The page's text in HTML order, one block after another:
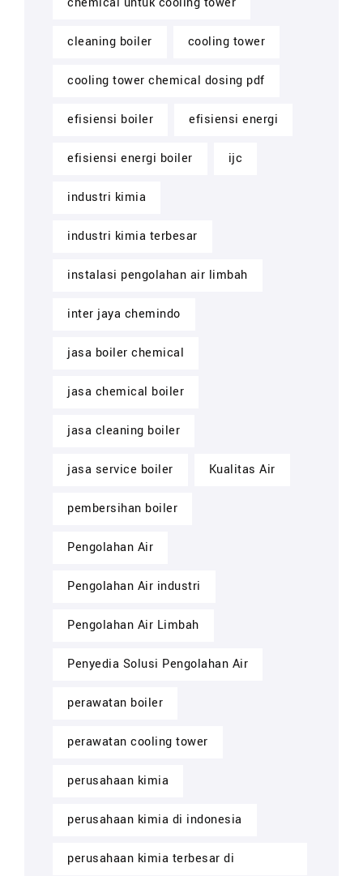
cleaning boiler cooling tower
cooling tower chemical dosing pdf
efisiensi boiler efisiensi energi
efisiensi energi boiler ijc
industri kimia
industri kimia terbesar
instalasi pengolahan air limbah
inter jaya chemindo
jasa boiler chemical
jasa chemical boiler
jasa cleaning boiler
jasa service boiler Kualitas Air
pembersihan boiler
Pengolahan Air
Pengolahan Air industri
Pengolahan Air Limbah
Penyedia Solusi Pengolahan Air
perawatan boiler
perawatan cooling tower
perusahaan kimia
perusahaan kimia di indonesia
perusahaan kimia terbesar di